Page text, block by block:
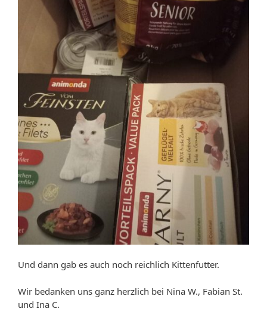
Und dann gab es auch noch reichlich Kittenfutter.
Wir bedanken uns ganz herzlich bei Nina W., Fabian St.
und Ina C.